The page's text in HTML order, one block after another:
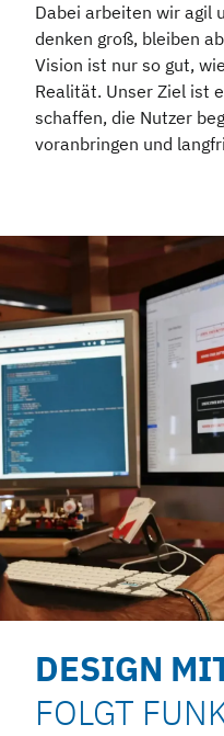
Dabei arbeiten wir agil
denken groß, bleiben
Vision ist nur so gut,
Realität. Unser Ziel ist
schaffen, die Nutzer
voranbringen und
DESIGN
FOLGT